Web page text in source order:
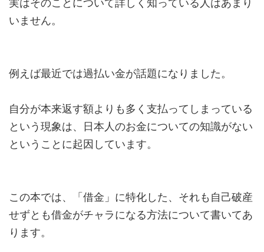
実はそのことについて詳しく知っている人はあまり
いません。
例えば最近では過払い金が話題になりました。
自分が本来返す額よりも多く支払ってしまっている
という現象は、日本人のお金についての知識がない
ということに起因しています。
この本では、「借金」に特化した、それも自己破産
せずとも借金がチャラになる方法について書いてあ
ります。